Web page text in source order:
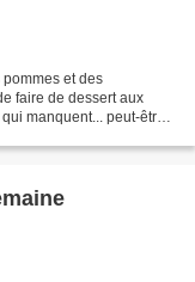
et des
faire de dessert aux
manquent... peut-être